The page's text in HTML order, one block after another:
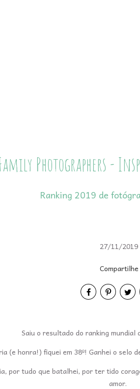
Photographers -
Ranking 2019 de
27/11/2019
Compartilhe
Saiu o resultado do ranking
(e honra!) fiquei em 38º! Ganhei o selo
por tudo que batalhei, por ter tido
amor.